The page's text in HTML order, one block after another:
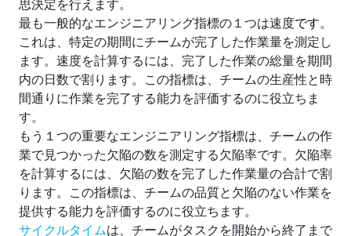
最も一般的なエンジニアリング指標の１つは速度です。
これは、特定の期間にチームが完了した作業量を測定し
ます。速度を計算するには、完了した作業の総量を期間
内の日数で割ります。この指標は、チームの生産性と時
間通りに作業を完了する能力を評価するのに役立ちま
す。
もう１つの重要なエンジニアリング指標は、チームの作
業で見つかった欠陥の数を測定する欠陥率です。欠陥率
を計算するには、欠陥の数を完了した作業量の合計で割
ります。この指標は、チームの品質と欠陥のない作業を
提供する能力を評価するのに役立ちます。
サイクルタイムは、チームがタスクを開始から終了まで